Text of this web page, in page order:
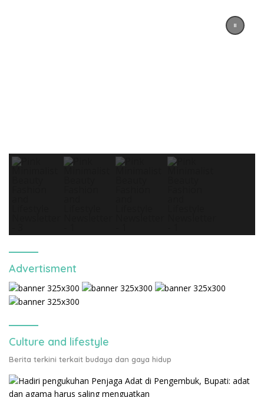
Advertisment
Culture and lifestyle
Berita terkini terkait budaya dan gaya hidup